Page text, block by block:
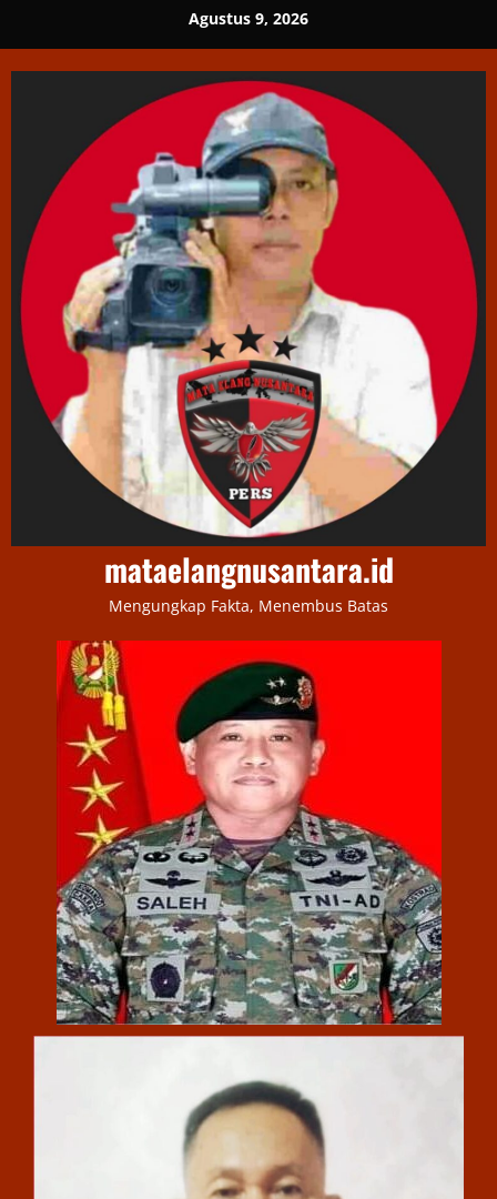
to
content
Agustus 9, 2026
mataelangnusantara.id
Mengungkap Fakta, Menembus Batas